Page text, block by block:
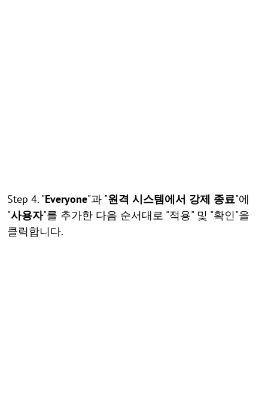
Step 4. "Everyone"과 "원격 시스템에서 강제 종료"에
"사용자"를 추가한 다음 순서대로 "적용" 및 "확인"을
클릭합니다.